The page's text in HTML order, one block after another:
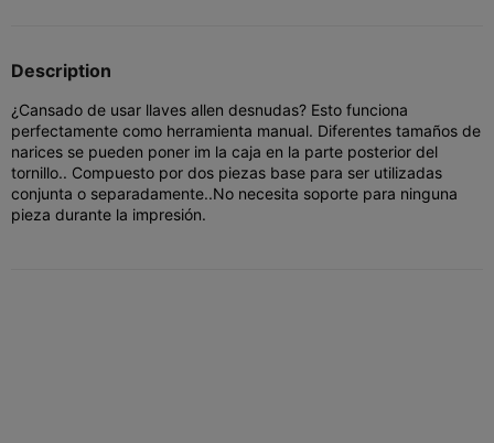
Description
¿Cansado de usar llaves allen desnudas? Esto funciona
perfectamente como herramienta manual. Diferentes tamaños de
narices se pueden poner im la caja en la parte posterior del
tornillo.. Compuesto por dos piezas base para ser utilizadas
conjunta o separadamente..No necesita soporte para ninguna
pieza durante la impresión.